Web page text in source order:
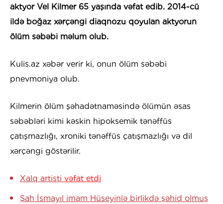
aktyor Vel Kilmer 65 yaşında vəfat edib. 2014-cü
ildə boğaz xərçəngi diaqnozu qoyulan aktyorun
ölüm səbəbi məlum olub.
Kulis.az xəbər verir ki, onun ölüm səbəbi
pnevmoniya olub.
Kilmerin ölüm şəhadətnaməsində ölümün əsas
səbəbləri kimi kəskin hipoksemik tənəffüs
çatışmazlığı, xroniki tənəffüs çatışmazlığı və dil
xərçəngi göstərilir.
Xalq artisti vəfat etdi
Şah İsmayıl imam Hüseyinlə birlikdə şəhid olmuş